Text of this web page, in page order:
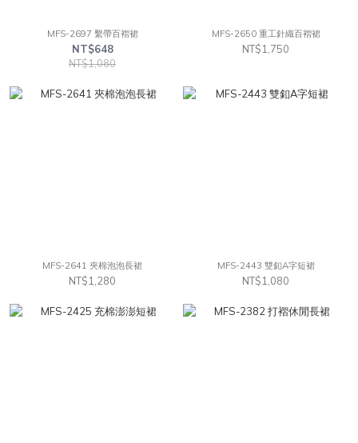
MFS-2697 繫帶百褶裙
NT$648
NT$1,080
MFS-2650 重工針織百褶裙
NT$1,750
MFS-2641 夾棉泡泡長裙
NT$1,280
MFS-2443 雙釦A字短裙
NT$1,080